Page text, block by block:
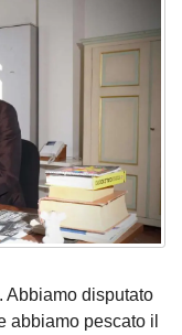
Abbiamo disputato
abbiamo pescato il